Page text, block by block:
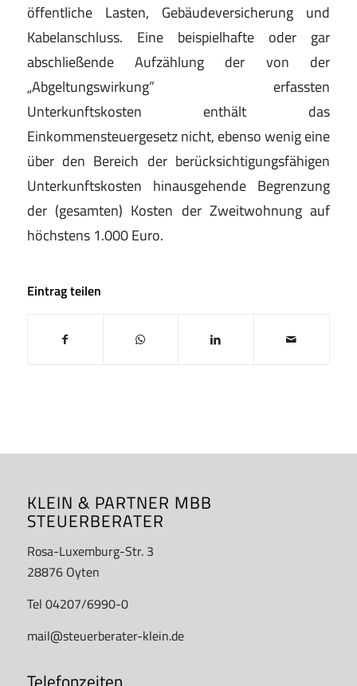
öffentliche Lasten, Gebäudeversicherung und
Kabelanschluss. Eine beispielhafte oder gar
abschließende Aufzählung der von der
„Abgeltungswirkung” erfassten
Unterkunftskosten enthält das
Einkommensteuergesetz nicht, ebenso wenig eine
über den Bereich der berücksichtigungsfähigen
Unterkunftskosten hinausgehende Begrenzung
der (gesamten) Kosten der Zweitwohnung auf
höchstens 1.000 Euro.
Eintrag teilen
KLEIN & PARTNER MBB
STEUERBERATER
Rosa-Luxemburg-Str. 3
28876 Oyten
Tel 04207/6990-0
mail@steuerberater-klein.de